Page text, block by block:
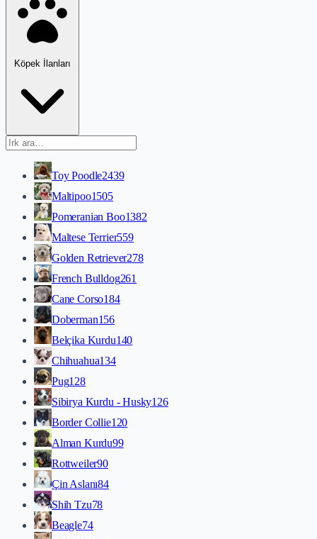
Köpek İlanları
Toy Poodle2439
Maltipoo1505
Pomeranian Boo1382
Maltese Terrier559
Golden Retriever278
French Bulldog261
Cane Corso184
Doberman156
Belçika Kurdu140
Chihuahua134
Pug128
Sibirya Kurdu - Husky126
Border Collie120
Alman Kurdu99
Rottweiler90
Çin Aslanı84
Shih Tzu78
Beagle74